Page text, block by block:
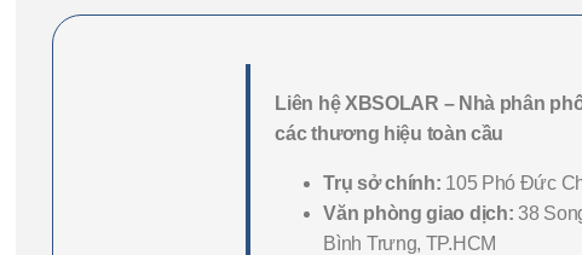
Liên hệ XBSOLAR – Nhà phân
các thương hiệu toàn cầu
Trụ sở chính: 105 Phó Đức
Văn phòng giao dịch: 38
Bình Trưng, TP.HCM